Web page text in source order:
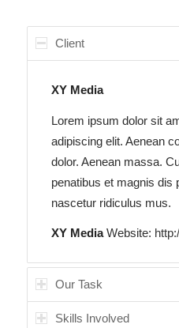
Client
XY Media
Lorem ipsum dolor sit
adipiscing elit. Aenean
dolor. Aenean massa.
penatibus et magnis dis
nascetur ridiculus mus.
XY MediaWebsite:
Our Task
Skills Involved